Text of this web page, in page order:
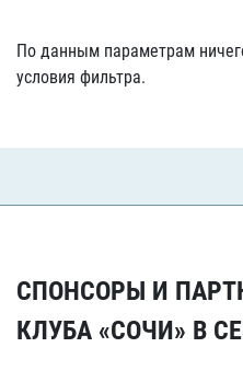
По данным параметрам
условия фильтра.
СПОНСОРЫ И
КЛУБА «СОЧИ» В